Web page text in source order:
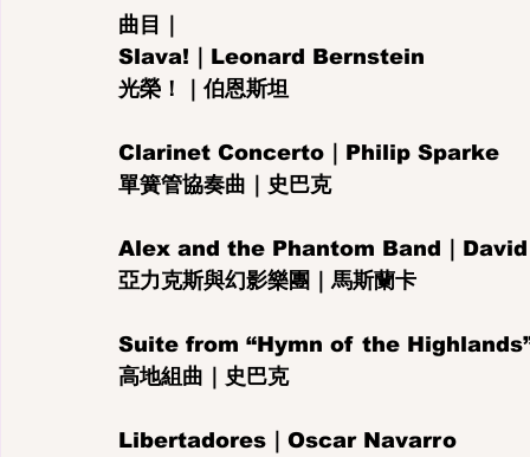
曲目｜
Slava!｜Leonard Bernstein
光榮！｜伯恩斯坦
Clarinet Concerto｜Philip Sparke
單簧管協奏曲｜史巴克
Alex and the Phantom Band｜
亞力克斯與幻影樂團｜馬斯蘭卡
Suite from “Hymn of the
高地組曲｜史巴克
Libertadores｜Oscar Navarro